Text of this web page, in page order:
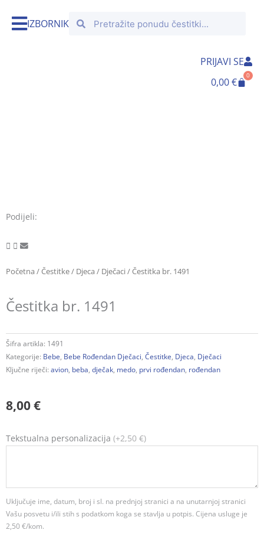
IZBORNIKSearchSearch
PRIJAVI SE
0,00€
0
Cart
Podijeli:
Početna /Čestitke/ Djeca / Dječaci/ Čestitka br. 1491
Čestitka br. 1491
Šifra artikla: 1491
Kategorije: Bebe, Bebe Rođendan Dječaci, Čestitke, Djeca, Dječaci
Ključne riječi: avion, beba, dječak, medo, prvi rođendan, rođendan
8,00€
Tekstualna personalizacija (+2,50 €)
Uključuje ime, datum, broj i sl. na prednjoj stranici a na unutarnjoj stranici
Vašu posvetu i/ili stih s podatkom koga se stavlja u potpis. Cijena usluge je
2,50 €/kom.
Čestitka